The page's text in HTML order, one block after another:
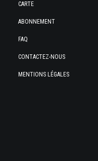
CARTE
ABONNEMENT
FAQ
CONTACTEZ-NOUS
MENTIONS LÉGALES